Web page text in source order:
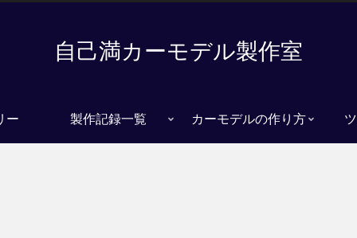
自己満カーモデル製作室
ー 製作記録一覧 カーモデルの作り方